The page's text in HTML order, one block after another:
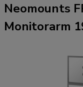
Neomounts
Monitorarm